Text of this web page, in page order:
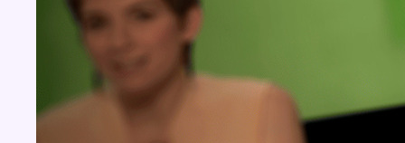
Aucun concours pour le moment